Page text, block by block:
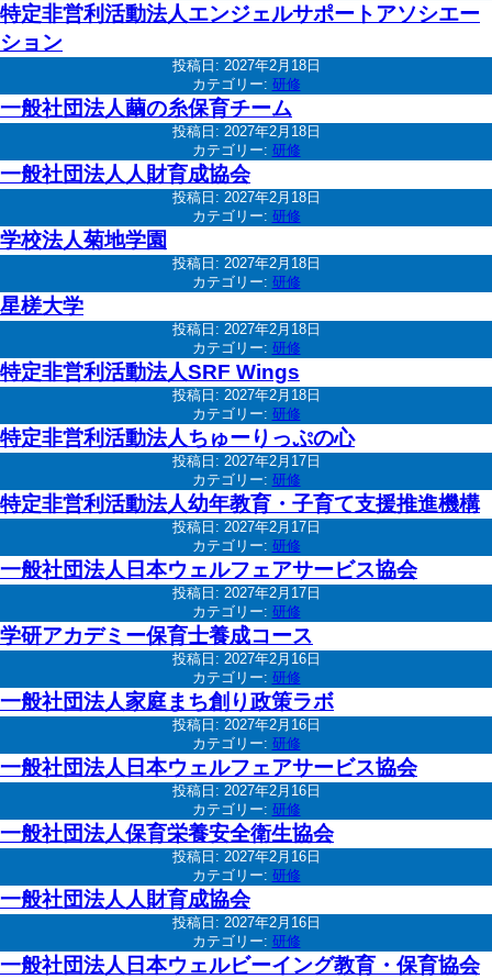
特定非営利活動法人エンジェルサポートアソシエー
ション
投稿日: 2027年2月18日
カテゴリー: 研修
一般社団法人繭の糸保育チーム
投稿日: 2027年2月18日
カテゴリー: 研修
一般社団法人人財育成協会
投稿日: 2027年2月18日
カテゴリー: 研修
学校法人菊地学園
投稿日: 2027年2月18日
カテゴリー: 研修
星槎大学
投稿日: 2027年2月18日
カテゴリー: 研修
特定非営利活動法人SRF Wings
投稿日: 2027年2月18日
カテゴリー: 研修
特定非営利活動法人ちゅーりっぷの心
投稿日: 2027年2月17日
カテゴリー: 研修
特定非営利活動法人幼年教育・子育て支援推進機構
投稿日: 2027年2月17日
カテゴリー: 研修
一般社団法人日本ウェルフェアサービス協会
投稿日: 2027年2月17日
カテゴリー: 研修
学研アカデミー保育士養成コース
投稿日: 2027年2月16日
カテゴリー: 研修
一般社団法人家庭まち創り政策ラボ
投稿日: 2027年2月16日
カテゴリー: 研修
一般社団法人日本ウェルフェアサービス協会
投稿日: 2027年2月16日
カテゴリー: 研修
一般社団法人保育栄養安全衛生協会
投稿日: 2027年2月16日
カテゴリー: 研修
一般社団法人人財育成協会
投稿日: 2027年2月16日
カテゴリー: 研修
一般社団法人日本ウェルビーイング教育・保育協会